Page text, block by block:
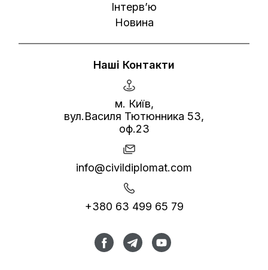
Інтерв’ю
Новина
Наші Контакти
м. Київ,
вул.Василя Тютюнника 53,
оф.23
info@civildiplomat.com
+380 63 499 65 79